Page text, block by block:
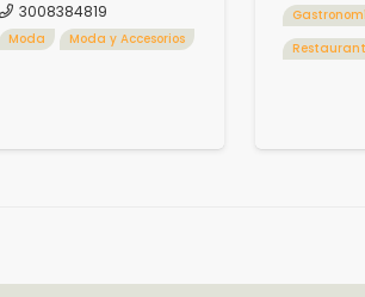
3008384819
Moda Moda y Accesorios